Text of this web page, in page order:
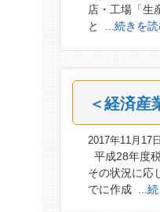
店・工場「生
と
...続きを
＜経済産
2017年11月17日
平成28年度
その状況に応
でに作成
...